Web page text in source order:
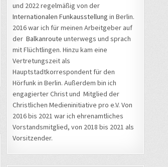
und 2022 regelmäßig von der
Internationalen Funkausstellung in Berlin.
2016 war ich für meinen Arbeitgeber auf
der Balkanroute unterwegs und sprach
mit Flüchtlingen. Hinzu kam eine
Vertretungszeit als
Hauptstadtkorrespondent für den
Hörfunk in Berlin. Außerdem bin ich
engagierter Christ und Mitglied der
Christlichen Medieninitiative pro e.V. Von
2016 bis 2021 war ich ehrenamtliches
Vorstandsmitglied, von 2018 bis 2021 als
Vorsitzender.